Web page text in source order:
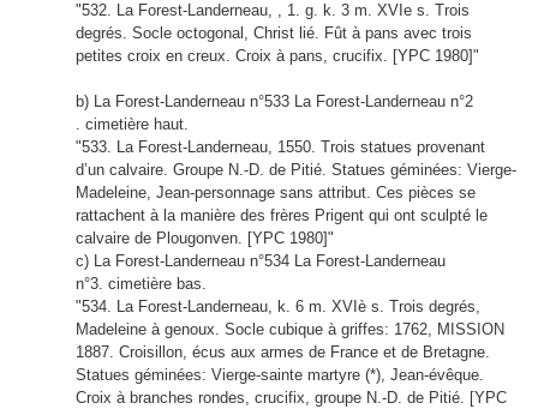
"532. La Forest-Landerneau, , 1. g. k. 3 m. XVIe s. Trois
degrés. Socle octogonal, Christ lié. Fût à pans avec trois
petites croix en creux. Croix à pans, crucifix. [YPC 1980]"
b) La Forest-Landerneau n°533 La Forest-Landerneau n°2
. cimetière haut.
"533. La Forest-Landerneau, 1550. Trois statues provenant
d’un calvaire. Groupe N.-D. de Pitié. Statues géminées: Vierge-
Madeleine, Jean-personnage sans attribut. Ces pièces se
rattachent à la manière des frères Prigent qui ont sculpté le
calvaire de Plougonven. [YPC 1980]"
c) La Forest-Landerneau n°534 La Forest-Landerneau
n°3. cimetière bas.
"534. La Forest-Landerneau, k. 6 m. XVIè s. Trois degrés,
Madeleine à genoux. Socle cubique à griffes: 1762, MISSION
1887. Croisillon, écus aux armes de France et de Bretagne.
Statues géminées: Vierge-sainte martyre (*), Jean-évêque.
Croix à branches rondes, crucifix, groupe N.-D. de Pitié. [YPC